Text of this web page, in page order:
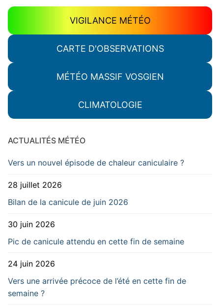
VIGILANCE MÉTÉO
CARTE D'OBSERVATIONS
MÉTÉO MASSIF VOSGIEN
CLIMATOLOGIE
ACTUALITÉS MÉTÉO
Vers un nouvel épisode de chaleur caniculaire ?
28 juillet 2026
Bilan de la canicule de juin 2026
30 juin 2026
Pic de canicule attendu en cette fin de semaine
24 juin 2026
Vers une arrivée précoce de l’été en cette fin de
semaine ?